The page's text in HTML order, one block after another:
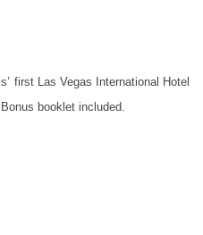
first Las Vegas International Hotel
booklet included.